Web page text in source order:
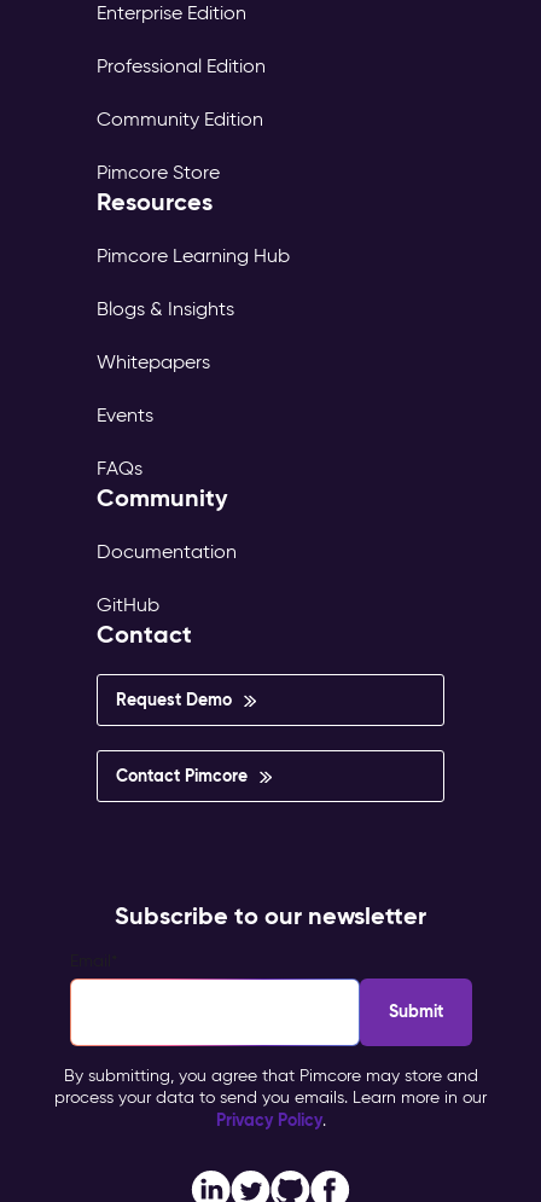
Enterprise Edition
Professional Edition
Community Edition
Pimcore Store
Resources
Pimcore Learning Hub
Blogs & Insights
Whitepapers
Events
FAQs
Community
Documentation
GitHub
Contact
Request Demo
Contact Pimcore
Subscribe to our newsletter
By submitting, you agree that Pimcore may store and
process your data to send you emails. Learn more in our
Privacy Policy.